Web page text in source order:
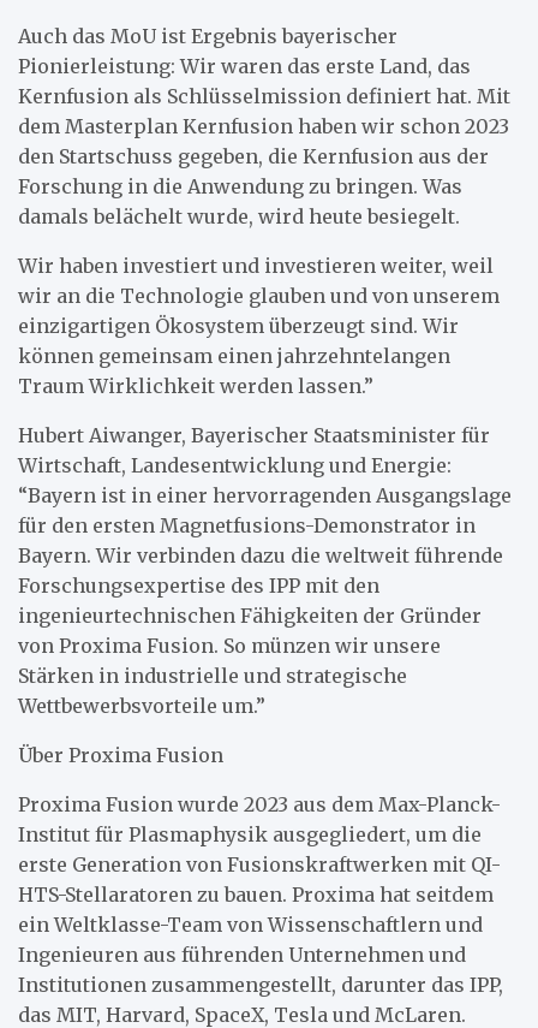
Auch das MoU ist Ergebnis bayerischer
Pionierleistung: Wir waren das erste Land, das
Kernfusion als Schlüsselmission definiert hat. Mit
dem Masterplan Kernfusion haben wir schon 2023
den Startschuss gegeben, die Kernfusion aus der
Forschung in die Anwendung zu bringen. Was
damals belächelt wurde, wird heute besiegelt.
Wir haben investiert und investieren weiter, weil
wir an die Technologie glauben und von unserem
einzigartigen Ökosystem überzeugt sind. Wir
können gemeinsam einen jahrzehntelangen
Traum Wirklichkeit werden lassen.”
Hubert Aiwanger, Bayerischer Staatsminister für
Wirtschaft, Landesentwicklung und Energie:
“Bayern ist in einer hervorragenden Ausgangslage
für den ersten Magnetfusions-Demonstrator in
Bayern. Wir verbinden dazu die weltweit führende
Forschungsexpertise des IPP mit den
ingenieurtechnischen Fähigkeiten der Gründer
von Proxima Fusion. So münzen wir unsere
Stärken in industrielle und strategische
Wettbewerbsvorteile um.”
Über Proxima Fusion
Proxima Fusion wurde 2023 aus dem Max-Planck-
Institut für Plasmaphysik ausgegliedert, um die
erste Generation von Fusionskraftwerken mit QI-
HTS-Stellaratoren zu bauen. Proxima hat seitdem
ein Weltklasse-Team von Wissenschaftlern und
Ingenieuren aus führenden Unternehmen und
Institutionen zusammengestellt, darunter das IPP,
das MIT, Harvard, SpaceX, Tesla und McLaren.